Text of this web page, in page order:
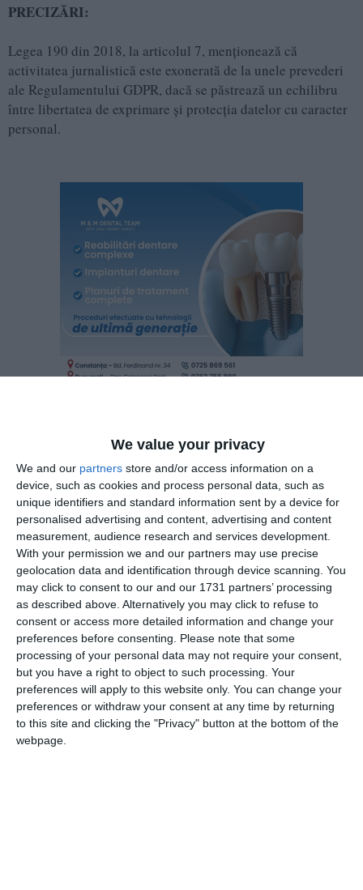
We value your privacy
We and our partners store and/or access information on a
device, such as cookies and process personal data, such as
unique identifiers and standard information sent by a device for
personalised advertising and content, advertising and content
measurement, audience research and services development.
With your permission we and our partners may use precise
geolocation data and identification through device scanning. You
may click to consent to our and our 1731 partners’ processing
as described above. Alternatively you may click to refuse to
consent or access more detailed information and change your
preferences before consenting. Please note that some
processing of your personal data may not require your consent,
but you have a right to object to such processing. Your
preferences will apply to this website only. You can change your
preferences or withdraw your consent at any time by returning
to this site and clicking the "Privacy" button at the bottom of the
webpage.
PRECIZĂRI:
Legea 190 din 2018, la articolul 7, menţionează că
activitatea jurnalistică este exonerată de la unele prevederi
ale Regulamentului GDPR, dacă se păstrează un echilibru
între libertatea de exprimare şi protecţia datelor cu caracter
personal.
Informațiile din prezentul articol sunt de interes public și
sunt obținute din surse publice deschise.
Citește și
Ședință CJ ConstanțaBugetul pentru Centrul Cultural
Județean „Teodor T. Burada” Constanța, pe masa
consilierilor județeni (DOCUMENT)
Adaugă-ne ca sursă în Google
Urmărește-ne pe Google News
Urmărește-ne pe Whatsapp